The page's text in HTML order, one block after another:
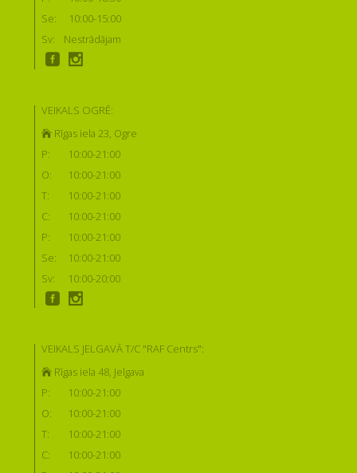
Se:
10:00-15:00
Sv:
Nestrādājam
VEIKALS OGRĒ:
Rīgas iela 23, Ogre
P:
10:00-21:00
O:
10:00-21:00
T:
10:00-21:00
C:
10:00-21:00
P:
10:00-21:00
Se:
10:00-21:00
Sv:
10:00-20:00
VEIKALS JELGAVĀ T/C "RAF Centrs":
Rīgas iela 48, Jelgava
P:
10:00-21:00
O:
10:00-21:00
T:
10:00-21:00
C:
10:00-21:00